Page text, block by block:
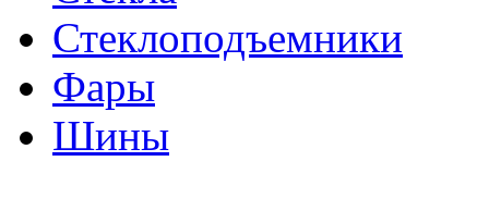
Стеклоподъемники
Фары
Шины